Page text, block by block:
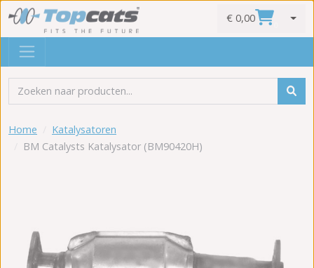
€ 0,00
Home
Katalysatoren
BM Catalysts Katalysator (BM90420H)